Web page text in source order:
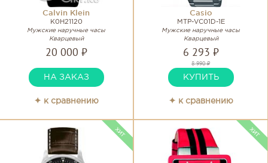
Calvin Klein
K0H21120
Мужские наручные часы
Кварцевый
20 000 ₽
НА ЗАКАЗ
✦ к сравнению
Casio
MTP-VC01D-1E
Мужские наручные часы
Кварцевый
6 293 ₽
8 990 ₽
КУПИТЬ
✦ к сравнению